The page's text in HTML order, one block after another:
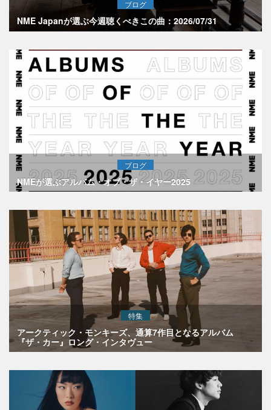
ブログ
NME Japanが選ぶ今週聴くべきこの曲：2026/07/31
ブログ
NMEが選ぶアルバム・オブ・ザ・イヤー2025
特集
アークティック・モンキーズ、通算7作目となるアルバム
『ザ・カー』ロング・インタヴュー